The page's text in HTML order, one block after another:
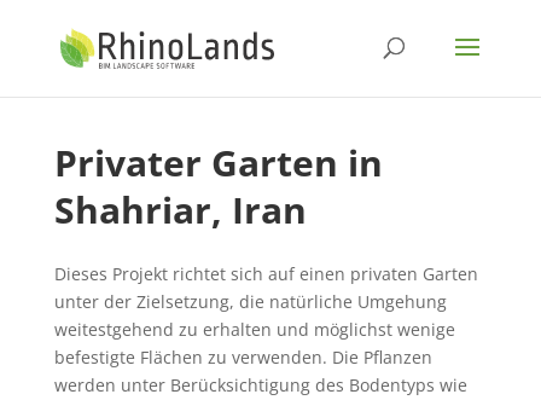
Privater Garten in
Shahriar, Iran
Dieses Projekt richtet sich auf einen privaten Garten
unter der Zielsetzung, die natürliche Umgehung
weitestgehend zu erhalten und möglichst wenige
befestigte Flächen zu verwenden. Die Pflanzen
werden unter Berücksichtigung des Bodentyps wie